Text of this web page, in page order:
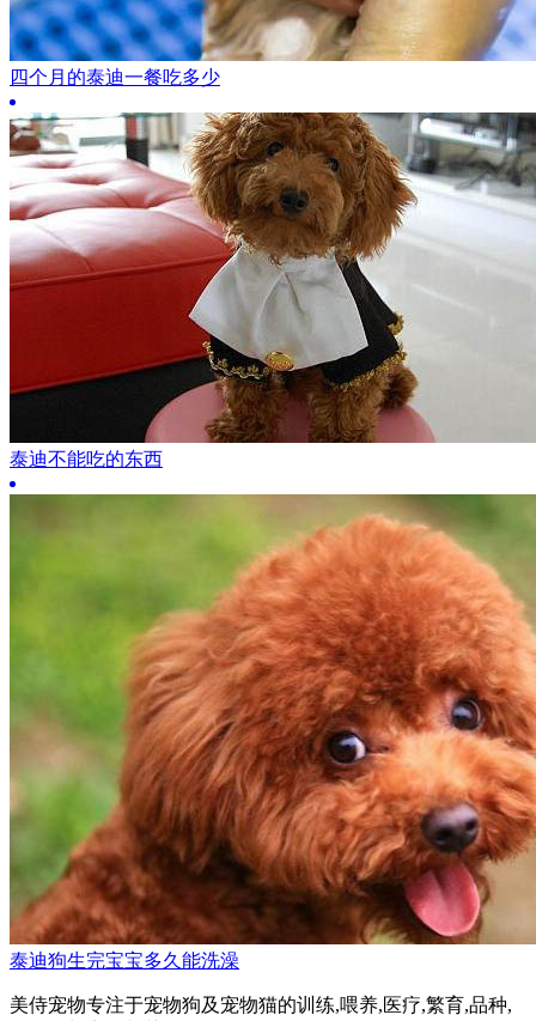
四个月的泰迪一餐吃多少
泰迪不能吃的东西
泰迪狗生完宝宝多久能洗澡
美侍宠物专注于宠物狗及宠物猫的训练,喂养,医疗,繁育,品种,